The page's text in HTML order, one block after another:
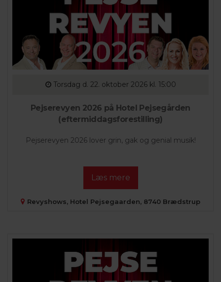
Torsdag d. 22. oktober 2026 kl. 15:00
Pejserevyen 2026 på Hotel Pejsegården
(eftermiddagsforestilling)
Pejserevyen 2026 lover grin, gak og genial musik!
Læs mere
Revyshows, Hotel Pejsegaarden, 8740 Brædstrup